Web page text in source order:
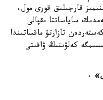
قارجىلىق قورى مول،
ساياساتتا ىقپالى
تازارتۋ ماقساتىندا
كەلۋىنىڭ ۋاقىتى
.